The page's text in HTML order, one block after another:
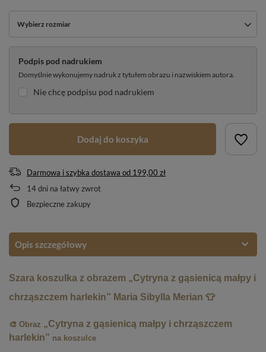
Wybierz rozmiar
Podpis pod nadrukiem
Domyślnie wykonujemy nadruk z tytułem obrazu i nazwiskiem autora.
Nie chcę podpisu pod nadrukiem
Dodaj do koszyka
Darmowa i szybka dostawa od 199,00 zł
14dni na łatwy zwrot
Bezpieczne zakupy
Opis szczegółowy
Szara koszulka z obrazem „Cytryna z gąsienicą małpy i
chrząszczem harlekin” Maria Sibylla Merian 👕
🎨 Obraz „Cytryna z gąsienicą małpy i chrząszczem
harlekin” na koszulce